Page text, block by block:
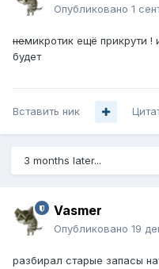
Опубликовано 1
немикротик ещё прикрути !
будет
Вставить ник
3 months later...
Vasmer
Опубликовано 19
разбирал старые запасы